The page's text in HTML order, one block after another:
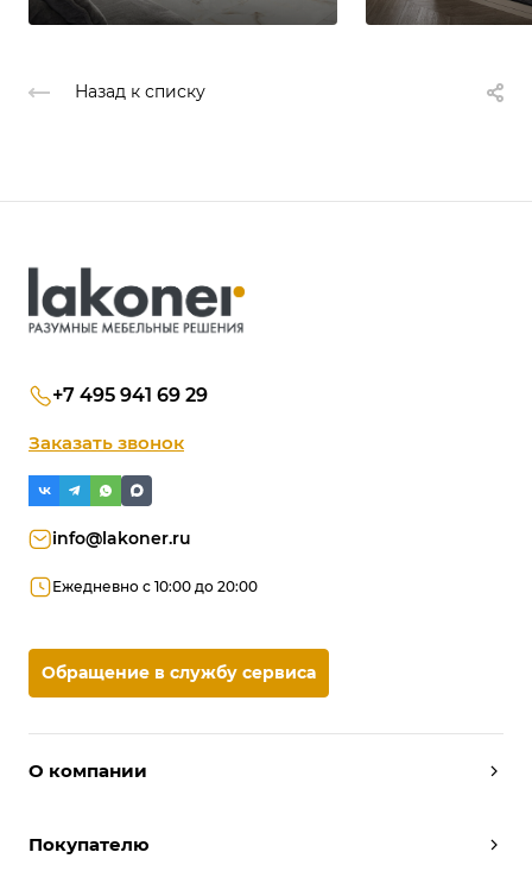
Назад к списку
О компании
Условия работы
Покупателю
+7 495 941 69 29
Заказать звонок
info@lakoner.ru
Ежедневно с 10:00 до 20:00
Обращение в службу сервиса